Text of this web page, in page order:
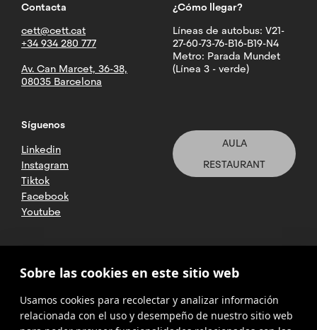
Contacta
cett@cett.cat
+34 934 280 777
Av. Can Marcet, 36-38,
08035 Barcelona
¿Cómo llegar?
Líneas de autobus: V21-
27-60-73-76-B16-B19-N4
Metro: Parada Mundet
(Línea 3 - verde)
Síguenos
Linkedin
Instagram
Tiktok
Facebook
Youtube
AULA
RESTAURANT
2025 CETT. Todos los derechos
reservados
Aviso legal
Sobre las cookies en este sitio web
Usamos cookies para recolectar y analizar información
relacionada con el uso y desempeño de nuestro sitio web